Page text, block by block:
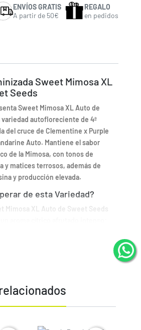
ENVÍOS GRATIS
A partir de 50€
REGALO
en pedidos
Sweet Mimosa XL
Seeds
Sweet Mimosa XL Auto de
autofloreciente de 4ª
del cruce de Clementine x Purple
Auto. Mantiene el sabor
de la Mimosa, con tonos de
y matices terrosos, además de
y producción elevada.
de esta Variedad?
Mimosa XL Auto de Sweet Seeds
Cogolandia te recomienda